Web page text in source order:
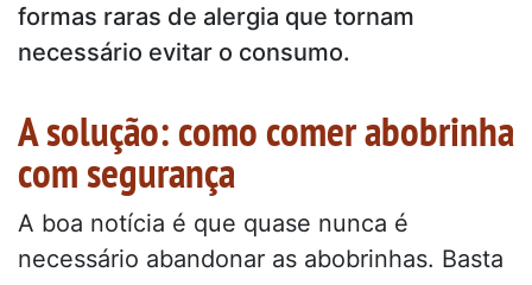
formas raras de alergia que tornam
necessário evitar o consumo.
A solução: como comer abobrinha
com segurança
A boa notícia é que quase nunca é
necessário abandonar as abobrinhas. Basta